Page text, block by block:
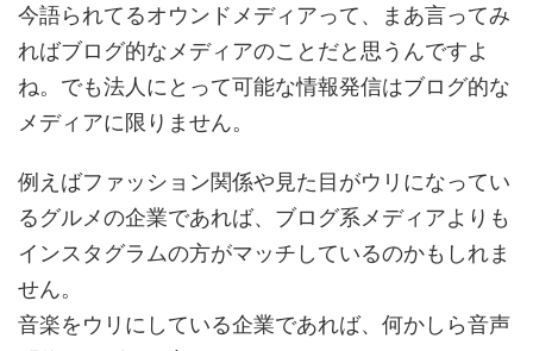
今語られてるオウンドメディアって、まあ言ってみ
ればブログ的なメディアのことだと思うんですよ
ね。でも法人にとって可能な情報発信はブログ的な
メディアに限りません。
例えばファッション関係や見た目がウリになってい
るグルメの企業であれば、ブログ系メディアよりも
インスタグラムの方がマッチしているのかもしれま
せん。
音楽をウリにしている企業であれば、何かしら音声